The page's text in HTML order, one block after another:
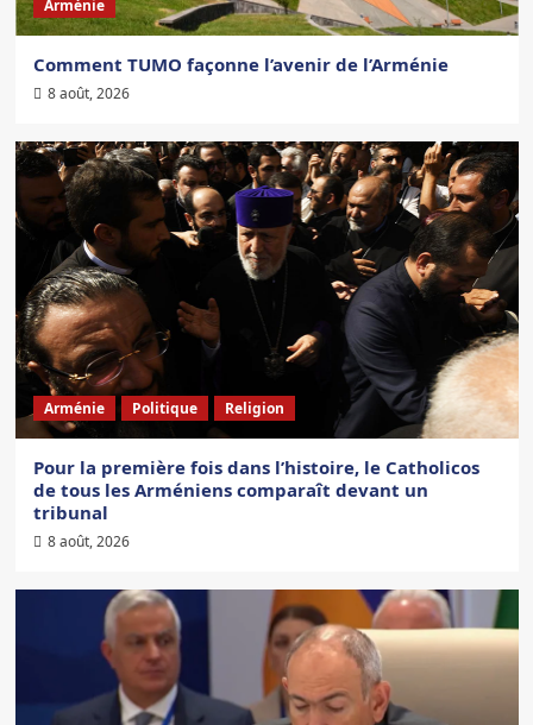
Arménie
Comment TUMO façonne l’avenir de l’Arménie
8 août, 2026
Arménie Politique Religion
Pour la première fois dans l’histoire, le Catholicos
de tous les Arméniens comparaît devant un
tribunal
8 août, 2026